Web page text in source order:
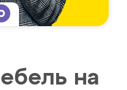
на